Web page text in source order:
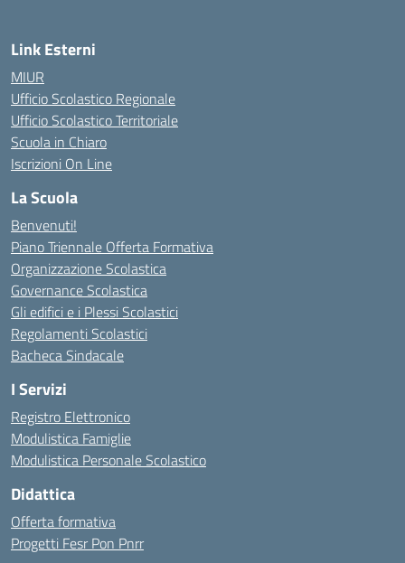
Link Esterni
MIUR
Ufficio Scolastico Regionale
Ufficio Scolastico Territoriale
Scuola in Chiaro
Iscrizioni On Line
La Scuola
Benvenuti!
Piano Triennale Offerta Formativa
Organizzazione Scolastica
Governance Scolastica
Gli edifici e i Plessi Scolastici
Regolamenti Scolastici
Bacheca Sindacale
I Servizi
Registro Elettronico
Modulistica Famiglie
Modulistica Personale Scolastico
Didattica
Offerta formativa
Progetti Fesr Pon Pnrr